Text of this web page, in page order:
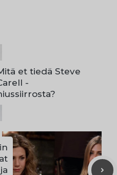
et tiedä Steve
-